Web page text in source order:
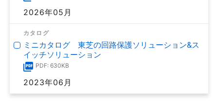
2026年05月
カタログ
ミニカタログ 東芝の回路保護ソリューション&ス
イッチソリューション
PDF: 630KB
2023年06月